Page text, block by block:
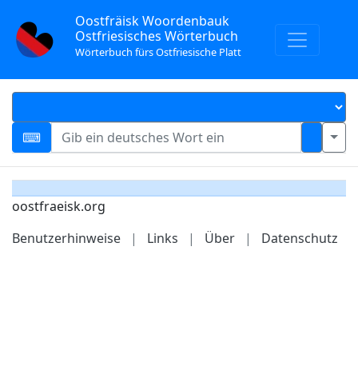
Oostfräisk Woordenbauk
Ostfriesisches Wörterbuch
Wörterbuch fürs Ostfriesische Platt
oostfraeisk.org
Benutzerhinweise
| Links | Über | Datenschutz